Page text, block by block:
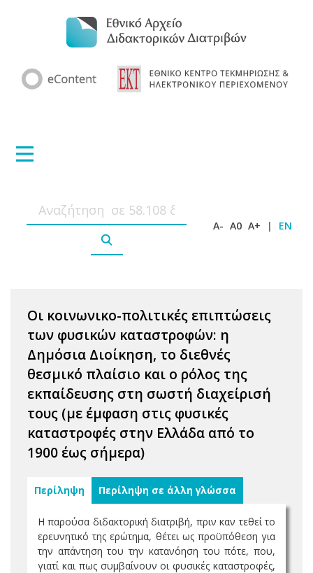
A- A0 A+ | EN
Οι κοινωνικο-πολιτικές επιπτώσεις
των φυσικών καταστροφών: η
Δημόσια Διοίκηση, το διεθνές
θεσμικό πλαίσιο και ο ρόλος της
εκπαίδευσης στη σωστή διαχείρισή
τους (με έμφαση στις φυσικές
καταστροφές στην Ελλάδα από το
1900 έως σήμερα)
Περίληψη Περίληψη σε άλλη γλώσσα
Η παρούσα διδακτορική διατριβή, πριν καν τεθεί το
ερευνητικό της ερώτημα, θέτει ως προϋπόθεση για
την απάντηση του την κατανόηση του πότε, που,
γιατί και πως συμβαίνουν οι φυσικές καταστροφές,